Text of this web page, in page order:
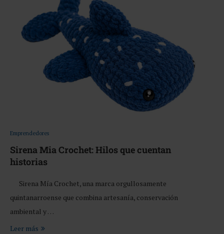
Emprendedores
Sirena Mia Crochet: Hilos que cuentan
historias
Sirena Mía Crochet, una marca orgullosamente
quintanarroense que combina artesanía, conservación
ambiental y …
Leer más